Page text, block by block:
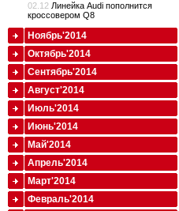
02.12 Линейка Audi пополнится
кроссовером Q8
Ноябрь'2014
Октябрь'2014
Сентябрь'2014
Август'2014
Июль'2014
Июнь'2014
Май'2014
Апрель'2014
Март'2014
Февраль'2014